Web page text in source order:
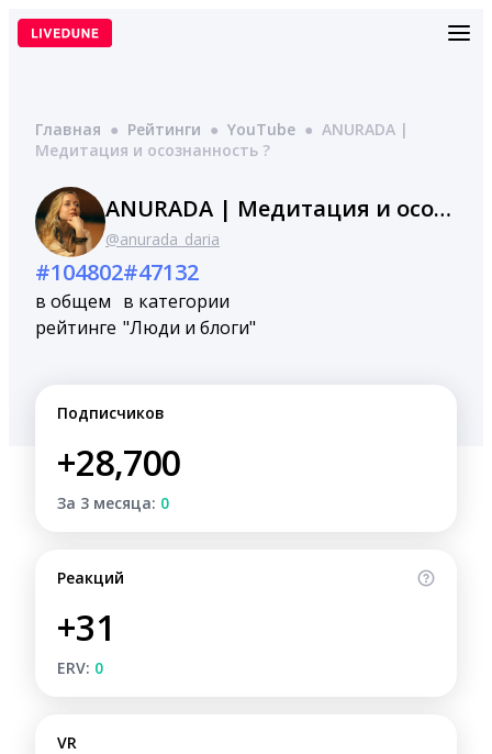
Перейти
Главная ● Рейтинги ● YouTube ● ANURADA |
Медитация и осознанность ?
ANURADA | Медитация и осознанность ?
@anurada_daria
#104802
в общем
рейтинге
#47132
в категории
"Люди и блоги"
Подписчиков
+28,700
За 3 месяца: 0
Реакций
+31
ERV: 0
VR